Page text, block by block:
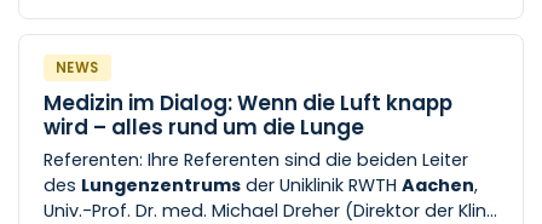
spinocerebellären Ataxien (SCAs).
NEWS
Medizin im Dialog: Wenn die Luft knapp
wird – alles rund um die Lunge
Referenten: Ihre Referenten sind die beiden Leiter
des Lungenzentrums der Uniklinik RWTH Aachen,
Univ.-Prof. Dr. med. Michael Dreher (Direktor der Klinik